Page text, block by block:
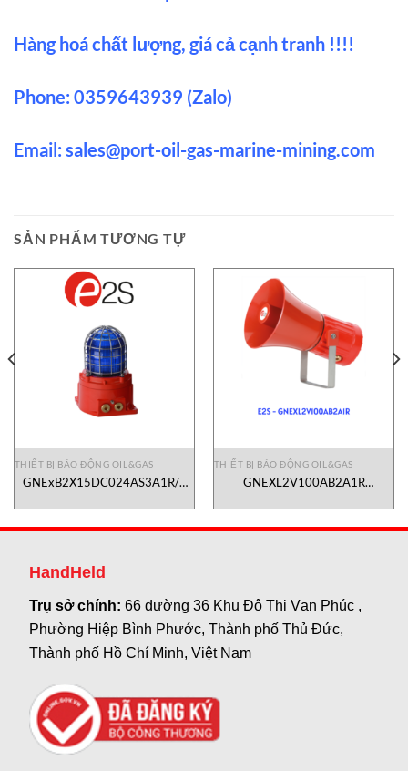
Hàng hoá chất lượng, giá cả cạnh tranh !!!!
Phone: 0359643939 (Zalo)
Email: sales@port-oil-gas-marine-mining.com
SẢN PHẨM TƯƠNG TỰ
THIẾT BỊ BÁO ĐỘNG OIL&GAS
GNExB2X15DC024AS3A1R/R
Vietnam
THIẾT BỊ BÁO ĐỘNG OIL&GAS
GNEXL2V100AB2A1R
HandHeld
Trụ sở chính:66 đường 36 Khu Đô Thị Vạn Phúc ,
Phường Hiệp Bình Phước, Thành phố Thủ Đức,
Thành phố Hồ Chí Minh, Việt Nam